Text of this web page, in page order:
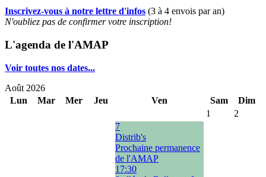
Inscrivez-vous à notre lettre d'infos (3 à 4 envois par an)
N'oubliez pas de confirmer votre inscription!
L'agenda de l'AMAP
Voir toutes nos dates...
Août 2026
Lun
Mar Mer Jeu Ven Sam
Dim
1
2
7
Distrib's
Prochaine permanence
de l'AMAP
17:30